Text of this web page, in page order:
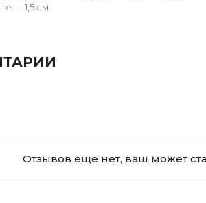
— 1,5 см.
Отзывов еще нет, ваш может